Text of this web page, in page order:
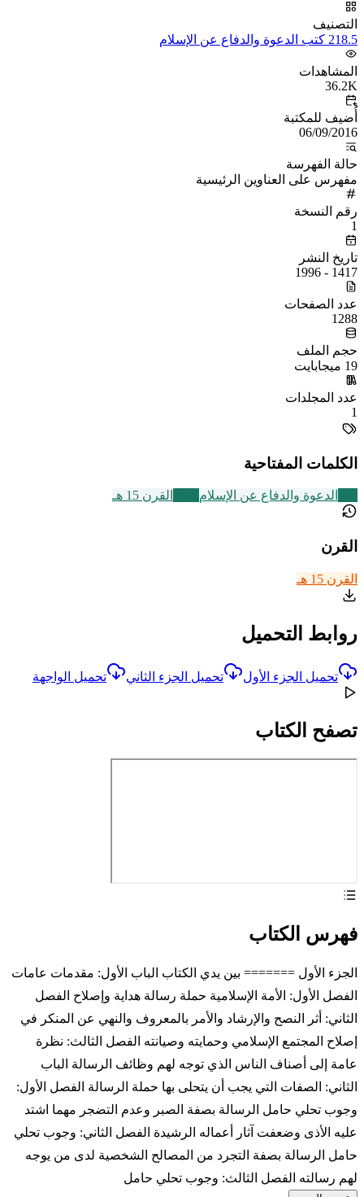
التصنيف
218.5 كتب الدعوة والدفاع عن الإسلام
المشاهدات
36.2K
أُضيف للمكتبة
06/09/2016
حالة الفهرسة
مفهرس على العناوين الرئيسية
رقم النسخة
1
تاريخ النشر
1417 - 1996
عدد الصفحات
1288
حجم الملف
19 ميجابايت
عدد المجلدات
1
الكلمات المفتاحية
الدعوة والدفاع عن الإسلام القرن 15 هـ
القرن
القرن 15 هـ
روابط التحميل
تحميل الجزء الأول تحميل الجزء الثاني تحميل الواجهة
تصفح الكتاب
فهرس الكتاب
الجزء الأول ======= بين يدي الكتاب الباب الأول: مقدمات عامات
الفصل الأول: الأمة الإسلامية حملة رسالة هداية وإصلاح الفصل
الثاني: أثر النصح والإرشاد والأمر بالمعروف والنهي عن المنكر في
إصلاح المجتمع الإسلامي وحمايته وصيانته الفصل الثالث: نظرة
عامة إلى أصناف الناس الذي توجه لهم وظائف الرسالة الباب
الثاني: الصفات التي يجب أن يتحلى بها حملة الرسالة الفصل الأول:
وجوب تحلي حامل الرسالة بصفة الصبر وعدم التضجر مهما اشتد
عليه الأذى وضعفت آثار أعماله الرشيدة الفصل الثاني: وجوب تحلي
حامل الرسالة بصفة التجرد من المصالح الشخصية لدى من يوجه
لهم رسالته الفصل الثالث: وجوب تحلي حامل